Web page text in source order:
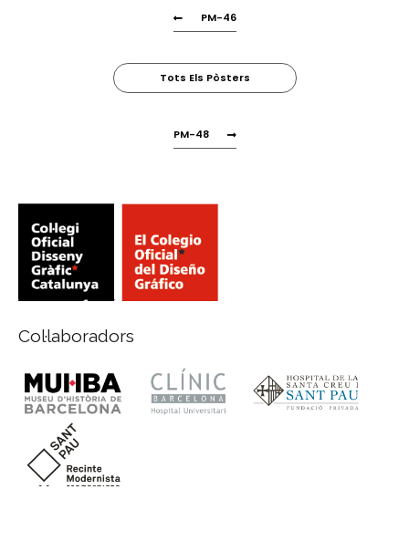
PM-46
Tots Els Pòsters
PM-48
Col·laboradors